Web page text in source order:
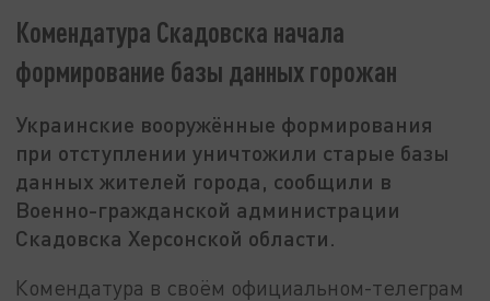
Комендатура Скадовска начала
формирование базы данных горожан
Украинские вооружённые формирования
при отступлении уничтожили старые базы
данных жителей города, сообщили в
Военно-гражданской администрации
Скадовска Херсонской области.
Комендатура в своём официальном-телеграм